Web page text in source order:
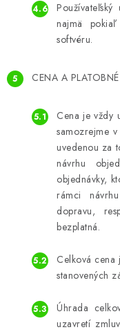
najmä
softvéru.
CENA A
Cena je vždy
samozrejme
uvedenou za
návrhu
objednávky,
rámci
dopravu,
bezplatná.
Celková cena
stanovených
Úhrada
uzavretí